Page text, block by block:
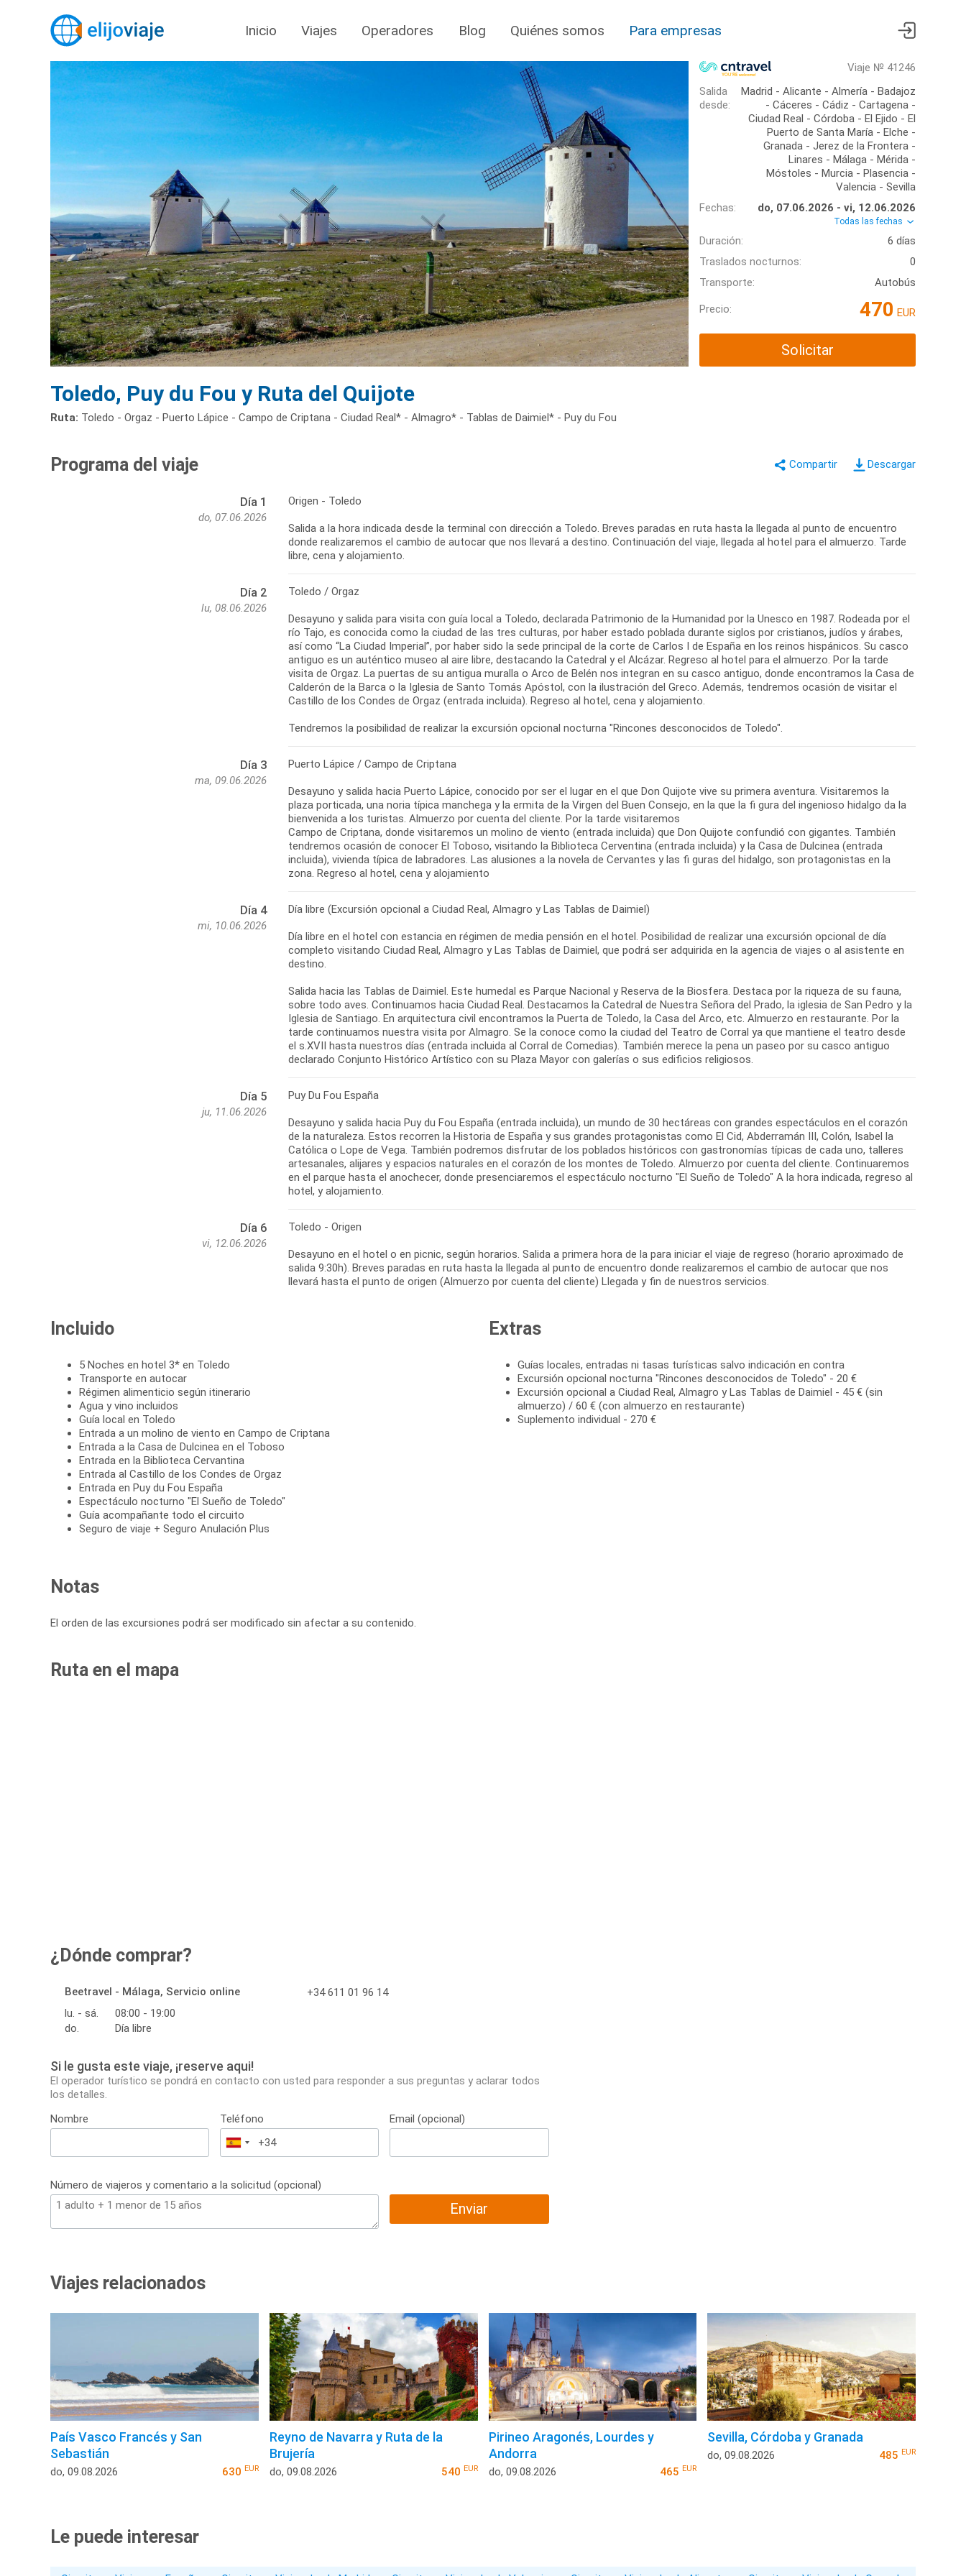
Inicio Viajes Operadores Blog Quiénes somos Para empresas
Viaje № 41246
Salida
desde:
Madrid - Alicante - Almería - Badajoz
- Cáceres - Cádiz - Cartagena -
Ciudad Real - Córdoba - El Ejido - El
Puerto de Santa María - Elche -
Granada - Jerez de la Frontera -
Linares - Málaga - Mérida -
Móstoles - Murcia - Plasencia -
Valencia - Sevilla
Fechas:
do, 07.06.2026 - vi, 12.06.2026
Todas las fechas
Duración:
6 días
Traslados nocturnos:
0
Transporte:
Autobús
Precio: 470 EUR
Solicitar
Toledo, Puy du Fou y Ruta del Quijote
Ruta: Toledo - Orgaz - Puerto Lápice - Campo de Criptana - Ciudad Real* - Almagro* - Tablas de Daimiel* - Puy du Fou
Descargar
Programa del viaje
Día 1
do, 07.06.2026
Origen - Toledo
Salida a la hora indicada desde la terminal con dirección a Toledo. Breves paradas en ruta hasta la llegada al punto de encuentro
donde realizaremos el cambio de autocar que nos llevará a destino. Continuación del viaje, llegada al hotel para el almuerzo. Tarde
libre, cena y alojamiento.
Día 2
lu, 08.06.2026
Toledo / Orgaz
Desayuno y salida para visita con guía local a Toledo, declarada Patrimonio de la Humanidad por la Unesco en 1987. Rodeada por el
río Tajo, es conocida como la ciudad de las tres culturas, por haber estado poblada durante siglos por cristianos, judíos y árabes,
así como “La Ciudad Imperial”, por haber sido la sede principal de la corte de Carlos I de España en los reinos hispánicos. Su casco
antiguo es un auténtico museo al aire libre, destacando la Catedral y el Alcázar. Regreso al hotel para el almuerzo. Por la tarde
visita de Orgaz. La puertas de su antigua muralla o Arco de Belén nos integran en su casco antiguo, donde encontramos la Casa de
Calderón de la Barca o la Iglesia de Santo Tomás Apóstol, con la ilustración del Greco. Además, tendremos ocasión de visitar el
Castillo de los Condes de Orgaz (entrada incluida). Regreso al hotel, cena y alojamiento.
Tendremos la posibilidad de realizar la excursión opcional nocturna "Rincones desconocidos de Toledo".
Día 3
ma, 09.06.2026
Puerto Lápice / Campo de Criptana
Desayuno y salida hacia Puerto Lápice, conocido por ser el lugar en el que Don Quijote vive su primera aventura. Visitaremos la
plaza porticada, una noria típica manchega y la ermita de la Virgen del Buen Consejo, en la que la fi gura del ingenioso hidalgo da la
bienvenida a los turistas. Almuerzo por cuenta del cliente. Por la tarde visitaremos
Campo de Criptana, donde visitaremos un molino de viento (entrada incluida) que Don Quijote confundió con gigantes. También
tendremos ocasión de conocer El Toboso, visitando la Biblioteca Cerventina (entrada incluida) y la Casa de Dulcinea (entrada
incluida), vivienda típica de labradores. Las alusiones a la novela de Cervantes y las fi guras del hidalgo, son protagonistas en la
zona. Regreso al hotel, cena y alojamiento
Día 4
mi, 10.06.2026
Día libre (Excursión opcional a Ciudad Real, Almagro y Las Tablas de Daimiel)
Día libre en el hotel con estancia en régimen de media pensión en el hotel. Posibilidad de realizar una excursión opcional de día
completo visitando Ciudad Real, Almagro y Las Tablas de Daimiel, que podrá ser adquirida en la agencia de viajes o al asistente en
destino.
Salida hacia las Tablas de Daimiel. Este humedal es Parque Nacional y Reserva de la Biosfera. Destaca por la riqueza de su fauna,
sobre todo aves. Continuamos hacia Ciudad Real. Destacamos la Catedral de Nuestra Señora del Prado, la iglesia de San Pedro y la
Iglesia de Santiago. En arquitectura civil encontramos la Puerta de Toledo, la Casa del Arco, etc. Almuerzo en restaurante. Por la
tarde continuamos nuestra visita por Almagro. Se la conoce como la ciudad del Teatro de Corral ya que mantiene el teatro desde
el s.XVII hasta nuestros días (entrada incluida al Corral de Comedias). También merece la pena un paseo por su casco antiguo
declarado Conjunto Histórico Artístico con su Plaza Mayor con galerías o sus edificios religiosos.
Día 5
ju, 11.06.2026
Puy Du Fou España
Desayuno y salida hacia Puy du Fou España (entrada incluida), un mundo de 30 hectáreas con grandes espectáculos en el corazón
de la naturaleza. Estos recorren la Historia de España y sus grandes protagonistas como El Cid, Abderramán III, Colón, Isabel la
Católica o Lope de Vega. También podremos disfrutar de los poblados históricos con gastronomías típicas de cada uno, talleres
artesanales, alijares y espacios naturales en el corazón de los montes de Toledo. Almuerzo por cuenta del cliente. Continuaremos
en el parque hasta el anochecer, donde presenciaremos el espectáculo nocturno "El Sueño de Toledo" A la hora indicada, regreso al
hotel, y alojamiento.
Día 6
vi, 12.06.2026
Toledo - Origen
Desayuno en el hotel o en picnic, según horarios. Salida a primera hora de la para iniciar el viaje de regreso (horario aproximado de
salida 9:30h). Breves paradas en ruta hasta la llegada al punto de encuentro donde realizaremos el cambio de autocar que nos
llevará hasta el punto de origen (Almuerzo por cuenta del cliente) Llegada y fin de nuestros servicios.
Incluido
5 Noches en hotel 3* en Toledo
Transporte en autocar
Régimen alimenticio según itinerario
Agua y vino incluidos
Guía local en Toledo
Entrada a un molino de viento en Campo de Criptana
Entrada a la Casa de Dulcinea en el Toboso
Entrada en la Biblioteca Cervantina
Entrada al Castillo de los Condes de Orgaz
Entrada en Puy du Fou España
Espectáculo nocturno "El Sueño de Toledo"
Guía acompañante todo el circuito
Seguro de viaje + Seguro Anulación Plus
Extras
Guías locales, entradas ni tasas turísticas salvo indicación en contra
Excursión opcional nocturna "Rincones desconocidos de Toledo" - 20 €
Excursión opcional a Ciudad Real, Almagro y Las Tablas de Daimiel - 45 € (sin
almuerzo) / 60 € (con almuerzo en restaurante)
Suplemento individual - 270 €
Notas
El orden de las excursiones podrá ser modificado sin afectar a su contenido.
Ruta en el mapa
¿Dónde comprar?
Beetravel - Málaga, Servicio online
lu. - sá.
08:00 - 19:00
do.
Día libre
+34 611 01 96 14
Si le gusta este viaje, ¡reserve aqui!
El operador turístico se pondrá en contacto con usted para responder a sus preguntas y aclarar todos
los detalles.
Nombre
Teléfono
España
+34
Email (opcional)
Número de viajeros y comentario a la solicitud (opcional)
Enviar
Viajes relacionados
País Vasco Francés y San
Sebastián
do, 09.08.2026 630 EUR
Reyno de Navarra y Ruta de la
Brujería
do, 09.08.2026 540 EUR
Pirineo Aragonés, Lourdes y
Andorra
do, 09.08.2026 465EUR
Sevilla, Córdoba y Granada
do, 09.08.2026 485 EUR
Le puede interesar